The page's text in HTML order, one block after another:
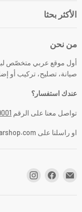
الأكثر بحثا
من نحن
أول موقع عربي متخصّص لبيع
صيانة، تصليح، تركيب أو
عندك استفسار؟
تواصل معنا على الرقم
او راسلنا على info@jafarshop.com